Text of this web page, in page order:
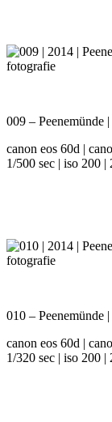
009 – Peenemünde
canon eos 60d |
1/500 sec | iso 200 |
010 – Peenemünde
canon eos 60d |
1/320 sec | iso 200 |